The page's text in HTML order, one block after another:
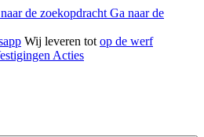
de zoekopdracht Ga naar de
Wij leveren tot op de werf
Acties